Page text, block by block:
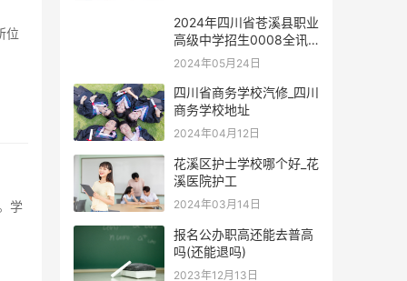
2024年四川省苍溪县职业
高级中学招生0008全讯
注册官网
2024年05月24日
四川省商务学校汽修_四川
商务学校地址
2024年04月12日
花溪区护士学校哪个好_花
溪医院护工
2024年03月14日
报名公办职高还能去普高
吗(还能退吗)
2023年12月13日